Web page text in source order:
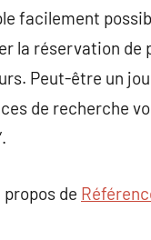
facilement
la réservation de
Peut-être un
de recherche
de